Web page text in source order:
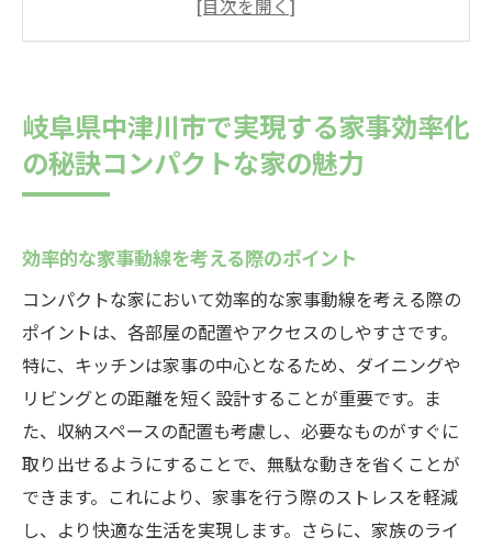
ア
日常生活を快適にするための工夫
自然と調和する快適な暮らしコンパクトな家で
叶える効率的家事動線
自然素材を使ったコンパクトな家の魅力
中津川市の環境と調和した家事動線設計
エコフレンドリーな家事効率化の実践例
家事動線を考慮した自然派住宅の特徴
地元の自然と共生するコンパクトな家
快適な家事動線がもたらす自然との調和
岐阜県中津川市で実現する家事効率化
の秘訣コンパクトな家の魅力
効率的な家事動線を考える際のポイント
コンパクトな家において効率的な家事動線を考える際の
ポイントは、各部屋の配置やアクセスのしやすさです。
特に、キッチンは家事の中心となるため、ダイニングや
リビングとの距離を短く設計することが重要です。ま
た、収納スペースの配置も考慮し、必要なものがすぐに
取り出せるようにすることで、無駄な動きを省くことが
できます。これにより、家事を行う際のストレスを軽減
し、より快適な生活を実現します。さらに、家族のライ